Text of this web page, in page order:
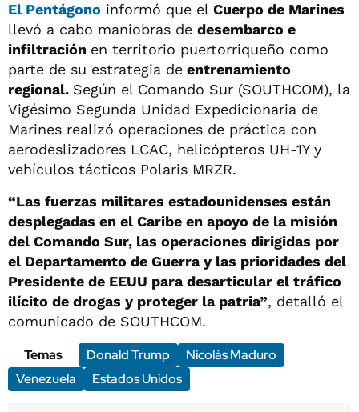
El Pentágono informó que el Cuerpo de Marines
llevó a cabo maniobras de desembarco e
infiltración en territorio puertorriqueño como
parte de su estrategia de entrenamiento
regional. Según el Comando Sur (SOUTHCOM), la
Vigésimo Segunda Unidad Expedicionaria de
Marines realizó operaciones de práctica con
aerodeslizadores LCAC, helicópteros UH-1Y y
vehículos tácticos Polaris MRZR.
“Las fuerzas militares estadounidenses están
desplegadas en el Caribe en apoyo de la misión
del Comando Sur, las operaciones dirigidas por
el Departamento de Guerra y las prioridades del
Presidente de EEUU para desarticular el tráfico
ilícito de drogas y proteger la patria”, detalló el
comunicado de SOUTHCOM.
Temas
Donald Trump
Nicolás Maduro
Venezuela
Estados Unidos